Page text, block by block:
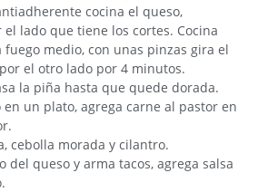
cocina el queso,
lado que tiene los cortes. Cocina
medio, con unas pinzas gira el
el otro lado por 4 minutos.
la piña hasta que quede dorada.
en un plato, agrega carne al pastor en
cebolla morada y cilantro.
del queso y arma tacos, agrega salsa